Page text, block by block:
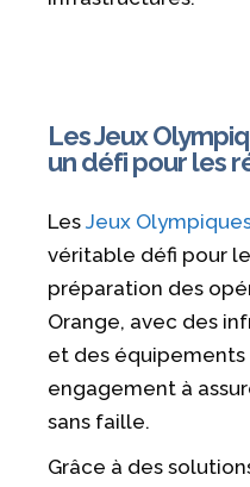
Les Jeux
un défi pour les
Les Jeux
véritable défi pour
préparation des
Orange, avec des
et des
engagement à
sans faille.
Grâce à des